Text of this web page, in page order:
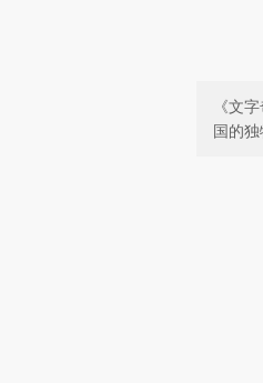
《文
国的独